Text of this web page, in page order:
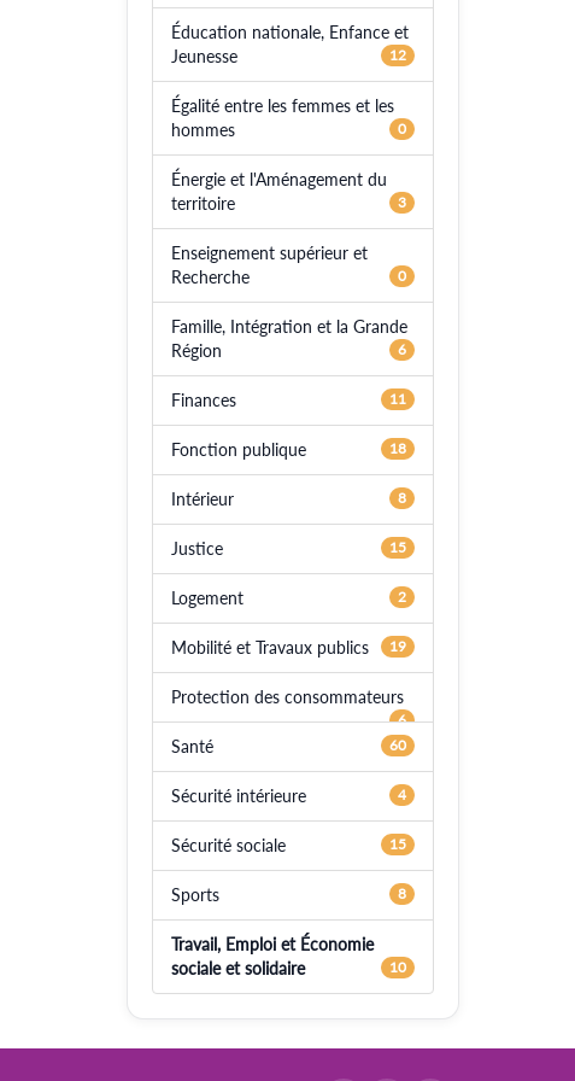
Éducation nationale, Enfance et
Jeunesse
12
Égalité entre les femmes et les
hommes
0
Énergie et l'Aménagement du
territoire
3
Enseignement supérieur et
Recherche
0
Famille, Intégration et la Grande
Région
6
Finances 11
Fonction publique 18
Intérieur 8
Justice 15
Logement 2
Mobilité et Travaux publics 19
Protection des consommateurs
6
Santé 60
Sécurité intérieure 4
Sécurité sociale 15
Sports 8
Travail, Emploi et Économie
sociale et solidaire
10